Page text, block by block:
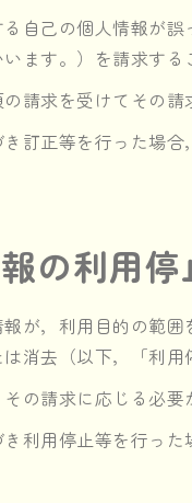
自己の個人情報が
ます。）を請求する
請求を受けてその
訂正等を行った場
の利用停
が，利用目的の範
消去（以下，「利
の請求に応じる必
利用停止等を行っ